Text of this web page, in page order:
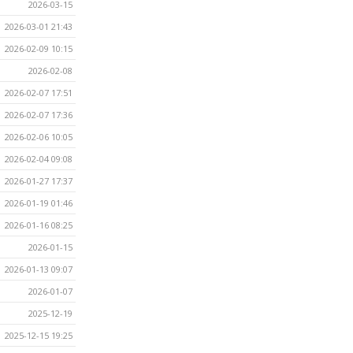
2026-03-15
2026-03-01 21:43
2026-02-09 10:15
2026-02-08
2026-02-07 17:51
2026-02-07 17:36
2026-02-06 10:05
2026-02-04 09:08
2026-01-27 17:37
2026-01-19 01:46
2026-01-16 08:25
2026-01-15
2026-01-13 09:07
2026-01-07
2025-12-19
2025-12-15 19:25